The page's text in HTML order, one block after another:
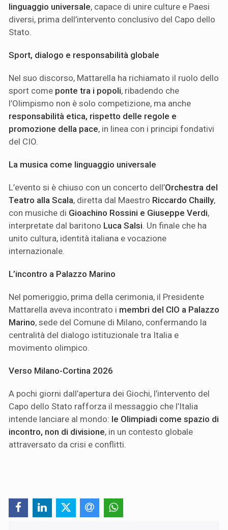
linguaggio universale, capace di unire culture e Paesi
diversi, prima dell’intervento conclusivo del Capo dello
Stato.
Sport, dialogo e responsabilità globale
Nel suo discorso, Mattarella ha richiamato il ruolo dello
sport come ponte tra i popoli, ribadendo che
l’Olimpismo non è solo competizione, ma anche
responsabilità etica, rispetto delle regole e
promozione della pace, in linea con i principi fondativi
del CIO.
La musica come linguaggio universale
L’evento si è chiuso con un concerto dell’Orchestra del
Teatro alla Scala, diretta dal Maestro Riccardo Chailly,
con musiche di Gioachino Rossini e Giuseppe Verdi,
interpretate dal baritono Luca Salsi. Un finale che ha
unito cultura, identità italiana e vocazione
internazionale.
L’incontro a Palazzo Marino
Nel pomeriggio, prima della cerimonia, il Presidente
Mattarella aveva incontrato i membri del CIO a Palazzo
Marino, sede del Comune di Milano, confermando la
centralità del dialogo istituzionale tra Italia e
movimento olimpico.
Verso Milano-Cortina 2026
A pochi giorni dall’apertura dei Giochi, l’intervento del
Capo dello Stato rafforza il messaggio che l’Italia
intende lanciare al mondo: le Olimpiadi come spazio di
incontro, non di divisione, in un contesto globale
attraversato da crisi e conflitti.